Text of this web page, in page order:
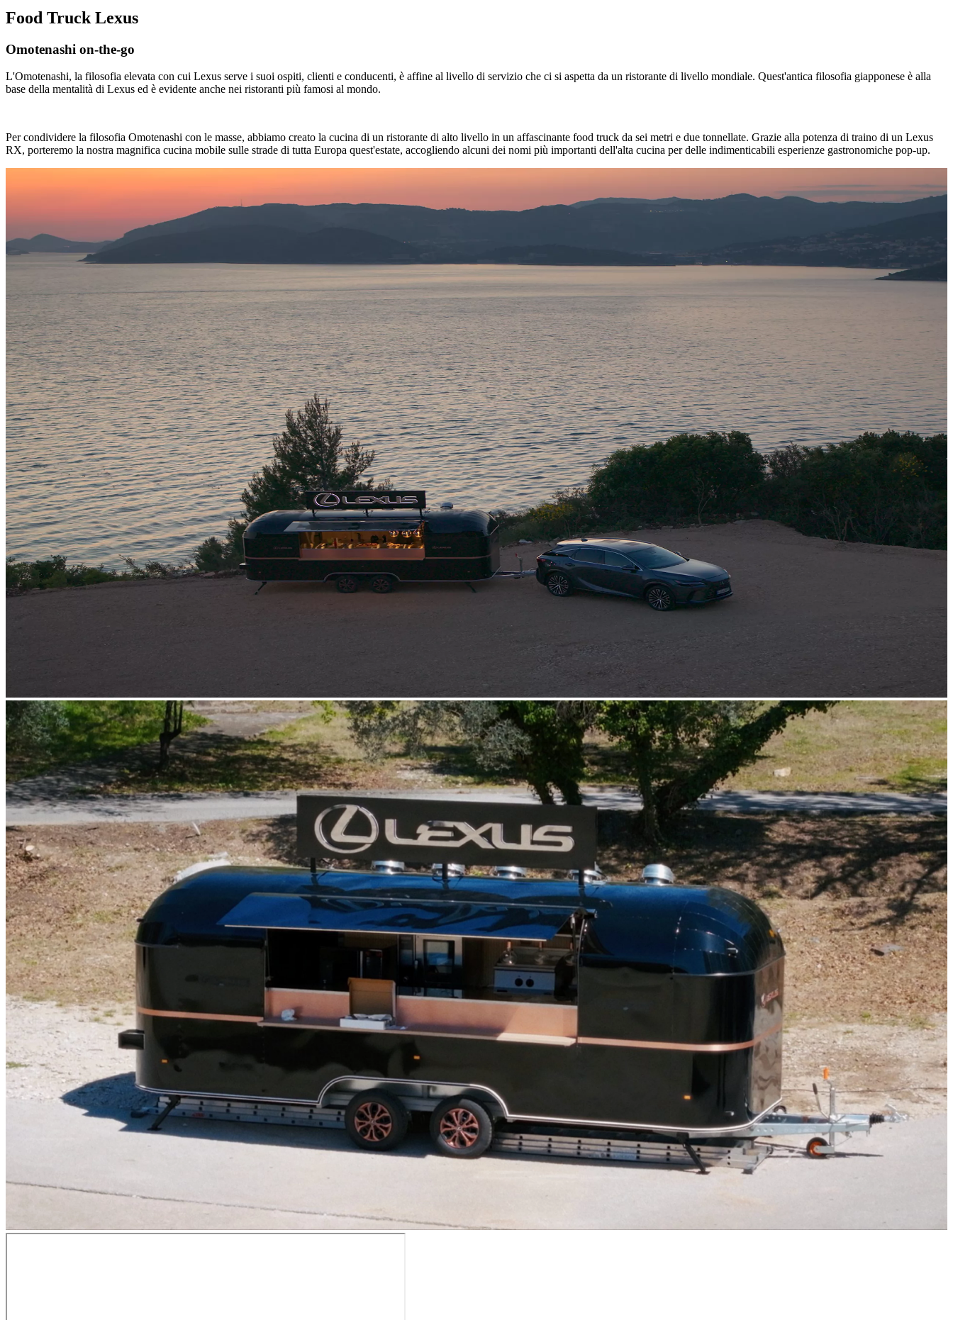
Food Truck Lexus
Omotenashi on-the-go
L'Omotenashi, la filosofia elevata con cui Lexus serve i suoi ospiti, clienti e conducenti, è affine al livello di servizio che ci si aspetta da un ristorante di livello mondiale. Quest'antica filosofia giapponese è alla
base della mentalità di Lexus ed è evidente anche nei ristoranti più famosi al mondo.
Per condividere la filosofia Omotenashi con le masse, abbiamo creato la cucina di un ristorante di alto livello in un affascinante food truck da sei metri e due tonnellate. Grazie alla potenza di traino di un Lexus
RX, porteremo la nostra magnifica cucina mobile sulle strade di tutta Europa quest'estate, accogliendo alcuni dei nomi più importanti dell'alta cucina per delle indimenticabili esperienze gastronomiche pop-up.